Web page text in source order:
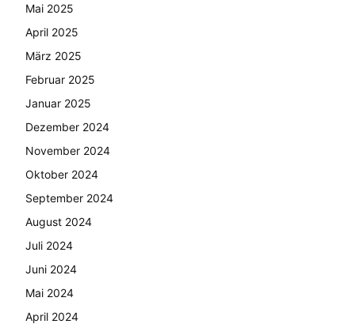
Mai 2025
April 2025
März 2025
Februar 2025
Januar 2025
Dezember 2024
November 2024
Oktober 2024
September 2024
August 2024
Juli 2024
Juni 2024
Mai 2024
April 2024